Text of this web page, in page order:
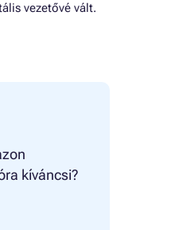
vezetővé vált.
kíváncsi?